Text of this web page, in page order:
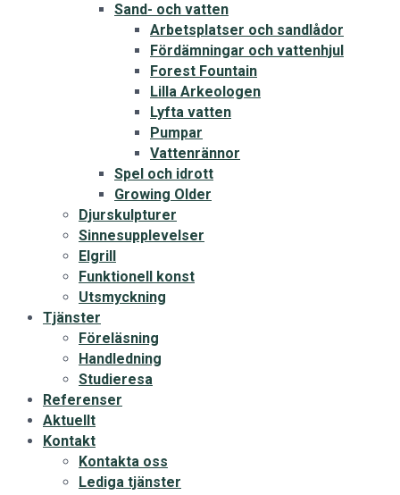
Sand- och vatten
Arbetsplatser och sandlådor
Fördämningar och vattenhjul
Forest Fountain
Lilla Arkeologen
Lyfta vatten
Pumpar
Vattenrännor
Spel och idrott
Growing Older
Djurskulpturer
Sinnesupplevelser
Elgrill
Funktionell konst
Utsmyckning
Tjänster
Föreläsning
Handledning
Studieresa
Referenser
Aktuellt
Kontakt
Kontakta oss
Lediga tjänster